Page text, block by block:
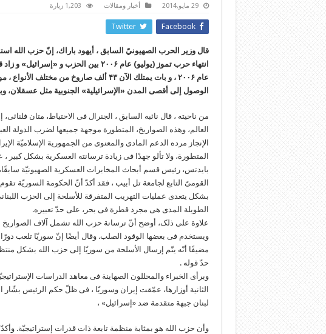
29 مايو,2014 أخبار ومقالات 1,203 زيارة
Facebook
Twitter
قال وزير الحرب الصهيونيّ السابق ، أيهود باراك، إنّ حزب الله
انتهاء حرب تموز (يوليو) عام ۲۰۰۶ بين
عام ۲۰۰۶ ، و بات يمتلك الآن ۴۳ ألف صاروخ
الوصول إلى أقصى المدن «الإسرائيلية» الجنوبية مثل عسقلان،
من ناحیته ، قال نائبه السابق ، الجنرال فی الاحتیاط، متان
العالم، وهذه الصواریخ، المتطورة موجهة جمیعها لضرب الدولة
الإنجاز مرده الدعم المادی والمعنوی من الجمهوریة الإسلامیّة
المتطورة، ولا تألو جهدًا فی زیادة ترسانته العسکریة بشکل کبیر
بایدتس، رئیس قسم أبحاث المخابرات العسکریة الصهیونیّة
القومیّ التابع لجامعة تل أبیب ، فقد أکدّ أنّ الحکومة السوریّة
بشکل یتعدى عملیات التهریب المتفرقة للأسلحة إلى الحزب
الطویلة المدى هی مجرد قطرة فی بحر، على حدّ تعبیره.
علاوة على ذلک، أوضح أنّ ترسانة حزب الله تشمل آلاف
ویستخدم فی بعضها الوقود الصلب. وقال أیضًا إنّ سوریّا تلعب دورًا
مضیفًا أنّه یتّم إرسال الأسلحة من سوریّا إلى حزب الله بشکل
حدّ قوله .
الثانیة أوزارها، عمّقت إیران وسوریّا ، فی ظلّ حکم الرئیس بشّار
لبنان جبهة متقدمة ضد «إسرائیل» ،
وأن حزب الله هو بمثابة منظمة تابعة ذات قدرات إستراتیجیّة.